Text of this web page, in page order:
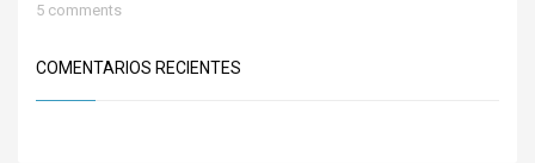
5 comments
COMENTARIOS RECIENTES